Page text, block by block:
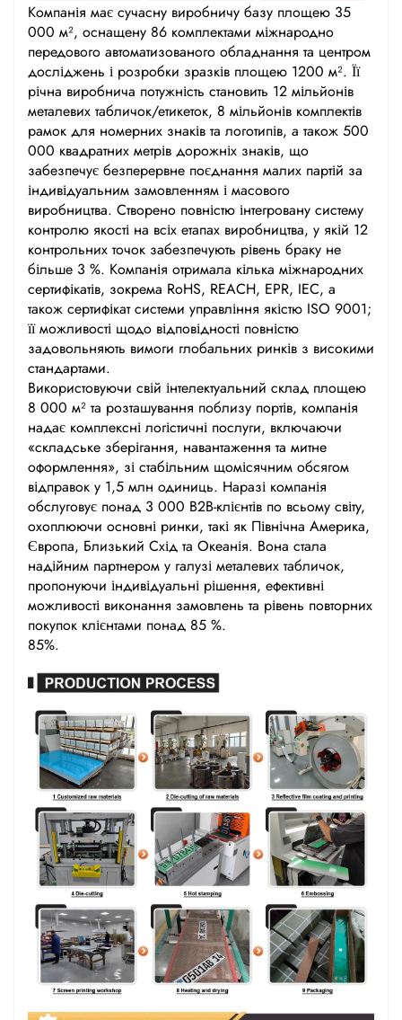
Компанія має сучасну виробничу базу площею 35
000 м², оснащену 86 комплектами міжнародно
передового автоматизованого обладнання та центром
досліджень і розробки зразків площею 1200 м². Її
річна виробнича потужність становить 12 мільйонів
металевих табличок/етикеток, 8 мільйонів комплектів
рамок для номерних знаків та логотипів, а також 500
000 квадратних метрів дорожніх знаків, що
забезпечує безперервне поєднання малих партій за
індивідуальним замовленням і масового
виробництва. Створено повністю інтегровану систему
контролю якості на всіх етапах виробництва, у якій 12
контрольних точок забезпечують рівень браку не
більше 3 %. Компанія отримала кілька міжнародних
сертифікатів, зокрема RoHS, REACH, EPR, IEC, а
також сертифікат системи управління якістю ISO 9001;
її можливості щодо відповідності повністю
задовольняють вимоги глобальних ринків з високими
стандартами.
Використовуючи свій інтелектуальний склад площею
8 000 м² та розташування поблизу портів, компанія
надає комплексні логістичні послуги, включаючи
«складське зберігання, навантаження та митне
оформлення», зі стабільним щомісячним обсягом
відправок у 1,5 млн одиниць. Наразі компанія
обслуговує понад 3 000 B2B-клієнтів по всьому світу,
охоплюючи основні ринки, такі як Північна Америка,
Європа, Близький Схід та Океанія. Вона стала
надійним партнером у галузі металевих табличок,
пропонуючи індивідуальні рішення, ефективні
можливості виконання замовлень та рівень повторних
покупок клієнтами понад 85 %.
85%.